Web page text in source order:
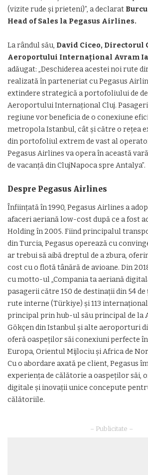
(vizite rude și prieteni)”, a declarat
Head of Sales la Pegasus Airlines.
La rândul său, David Ciceo, Directorul
Aeroportului Internațional Avram
adăugat: „Deschiderea acestei noi rute
realizată în parteneriat cu Pegasus
extindere strategică a portofoliului de
Aeroportului Internațional Cluj.
regiune vor beneficia de o conexiune
metropola Istanbul, cât și către o rețea
din portofoliul extrem de vast al
Pegasus Airlines va opera în această
de vacanță din ClujNapoca spre Antalya”.
Despre Pegasus Airlines
Înființată în 1990, Pegasus Airlines a
afaceri aeriană low-cost după ce a fost
Holding în 2005. Fiind principalul
din Turcia, Pegasus operează cu
ar trebui să aibă dreptul de a zbura,
cost cu o flotă tânără de avioane. Din
cu motto-ul „Compania ta aeriană
pasagerii către 150 de destinații din 54
rute interne (Türkiye) și 113
principal prin hub-ul său principal de la
Gökçen din Istanbul și alte aeroporturi
oferă oaspeților săi conexiuni perfecte
Europa, Orientul Mijlociu și Africa de
Cu o abordare axată pe client, Pegasus
experiența de călătorie a oaspeților săi,
digitale și inovații unice concepute
călătoriile.
– Publicitate –